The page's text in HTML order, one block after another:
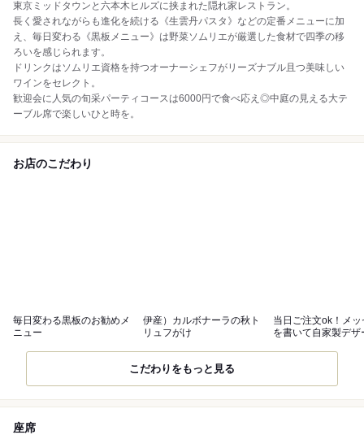
東京ミッドタウンと六本木ヒルズに挟まれた隠れ家レストラン。
長く愛されながらも進化を続ける《生雲丹パスタ》などの定番メニューに加
え、毎日変わる《黒板メニュー》は野菜ソムリエが厳選した食材で四季の移
ろいを感じられます。
ドリンクはソムリエ資格を持つオーナーシェフがリーズナブル且つ美味しい
ワインをセレクト。
歓迎会に人気の旬采パーティコースは6000円で食べ応え◎中庭の見える大テ
ーブル席で楽しいひと時を。
お店のこだわり
毎日変わる黒板のお勧めメ
ニュー
伊産）カルボナーラの秋ト
リュフがけ
当日ご注文ok！メッ
を書いて自家製デザ
こだわりをもっと見る
座席